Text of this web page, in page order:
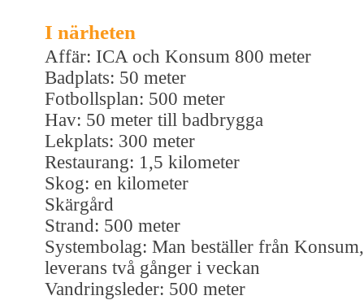
I närheten
Affär: ICA och Konsum 800 meter
Badplats: 50 meter
Fotbollsplan: 500 meter
Hav: 50 meter till badbrygga
Lekplats: 300 meter
Restaurang: 1,5 kilometer
Skog: en kilometer
Skärgård
Strand: 500 meter
Systembolag: Man beställer från Konsum,
leverans två gånger i veckan
Vandringsleder: 500 meter